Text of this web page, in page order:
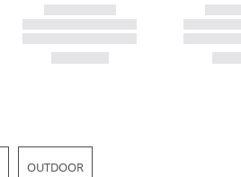
OUTDOOR